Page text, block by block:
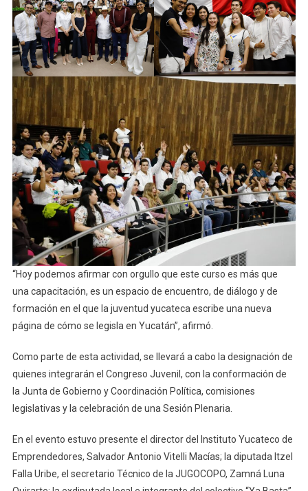
“Hoy podemos afirmar con orgullo que este curso es más que
una capacitación, es un espacio de encuentro, de diálogo y de
formación en el que la juventud yucateca escribe una nueva
página de cómo se legisla en Yucatán”, afirmó.
Como parte de esta actividad, se llevará a cabo la designación de
quienes integrarán el Congreso Juvenil, con la conformación de
la Junta de Gobierno y Coordinación Política, comisiones
legislativas y la celebración de una Sesión Plenaria.
En el evento estuvo presente el director del Instituto Yucateco de
Emprendedores, Salvador Antonio Vitelli Macías; la diputada Itzel
Falla Uribe, el secretario Técnico de la JUGOCOPO, Zamná Luna